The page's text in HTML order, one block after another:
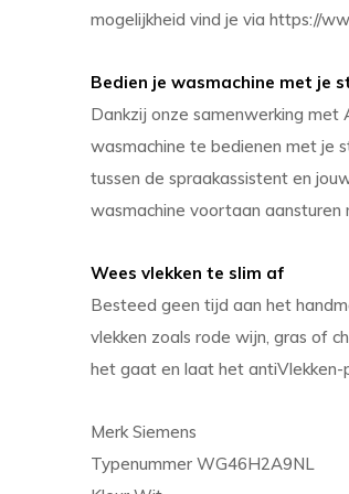
mogelijkheid vind je via https://
Bedien je wasmachine met je
Dankzij onze samenwerking met
wasmachine te bedienen met je
tussen de spraakassistent en
wasmachine voortaan aansturen
Wees vlekken te slim af
Besteed geen tijd aan het
vlekken zoals rode wijn, gras of
het gaat en laat het antiVlekken-
Merk Siemens
Typenummer WG46H2A9NL